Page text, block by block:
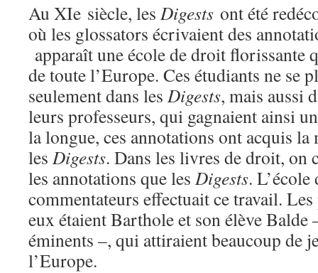
Au XIe siècle, les Digests ont été
où les glossators écrivaient des
apparaît une école de droit florissante
de toute l’Europe. Ces étudiants ne se
seulement dans les Digests, mais aussi
leurs professeurs, qui gagnaient ainsi
la longue, ces annotations ont acquis
les Digests. Dans les livres de droit, on
les annotations que les Digests. L’école
commentateurs effectuait ce travail.
eux étaient Barthole et son élève Balde
éminents –, qui attiraient beaucoup de
l’Europe.